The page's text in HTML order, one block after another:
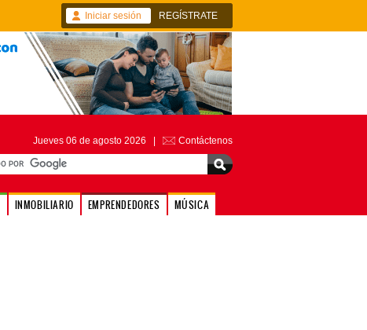
Iniciar sesión REGÍSTRATE
Jueves 06 de agosto 2026 | Contáctenos
INMOBILIARIO EMPRENDEDORES MÚSICA